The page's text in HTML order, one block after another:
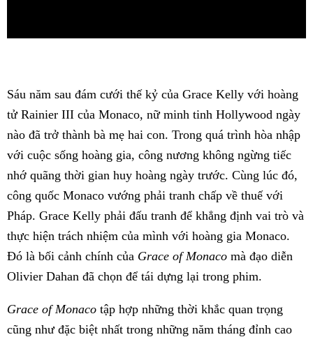
Sáu năm sau đám cưới thế kỷ của Grace Kelly với hoàng
tử Rainier III của Monaco, nữ minh tinh Hollywood ngày
nào đã trở thành bà mẹ hai con. Trong quá trình hòa nhập
với cuộc sống hoàng gia, công nương không ngừng tiếc
nhớ quãng thời gian huy hoàng ngày trước. Cùng lúc đó,
công quốc Monaco vướng phải tranh chấp về thuế với
Pháp. Grace Kelly phải đấu tranh để khẳng định vai trò và
thực hiện trách nhiệm của mình với hoàng gia Monaco.
Đó là bối cảnh chính của Grace of Monaco mà đạo diễn
Olivier Dahan đã chọn để tái dựng lại trong phim.
Grace of Monaco tập hợp những thời khắc quan trọng
cũng như đặc biệt nhất trong những năm tháng đỉnh cao